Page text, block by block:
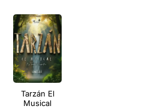
Tarzán El
Musical